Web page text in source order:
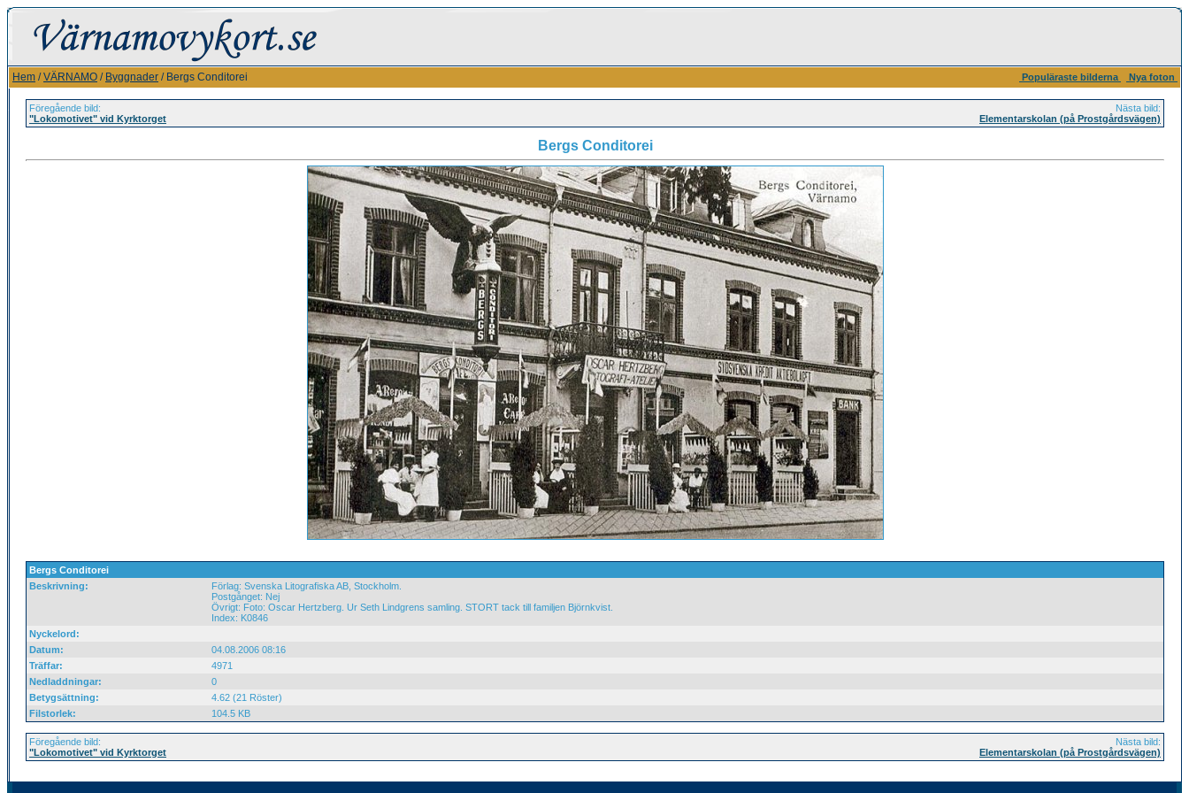
Hem /VÄRNAMO / Byggnader / Bergs Conditorei Populäraste bilderna Nya foton
Föregående bild:
"Lokomotivet" vid Kyrktorget
Nästa bild:
Elementarskolan (på Prostgårdsvägen)
Bergs Conditorei
Bergs Conditorei
Beskrivning:
Förlag: Svenska Litografiska AB, Stockholm.
Postgånget: Nej
Övrigt: Foto: Oscar Hertzberg. Ur Seth Lindgrens samling. STORT tack till familjen Björnkvist.
Index: K0846
Nyckelord:
Datum:
04.08.2006 08:16
Träffar:
4971
Nedladdningar:
0
Betygsättning:
4.62 (21 Röster)
Filstorlek:
104.5 KB
Föregående bild:
"Lokomotivet" vid Kyrktorget
Nästa bild:
Elementarskolan (på Prostgårdsvägen)